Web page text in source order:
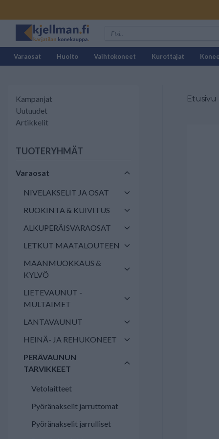
Varaosat Huolto Vaihtokoneet Kurottajat
Kampanjat
Uutuudet
Artikkelit
TUOTERYHMÄT
Varaosat
NIVELAKSELIT JA OSAT
RUOKINTA & KUIVITUS
ALKUPERÄISVARAOSAT
LETKUT MAATALOUTEEN
MAANMUOKKAUS &
KYLVÖ
LIETEVAUNUT -
MULTAIMET
LANTAVAUNUT
HEINÄ- JA REHUKONEET
PERÄVAUNUN
TARVIKKEET
Vetolaitteet
Pyöränakselit jarruttomat
Pyöränakselit jarrulliset
Etusivu